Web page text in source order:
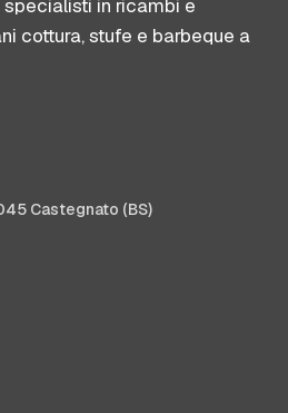
in ricambi e
cottura, stufe e barbeque a
Castegnato (BS)